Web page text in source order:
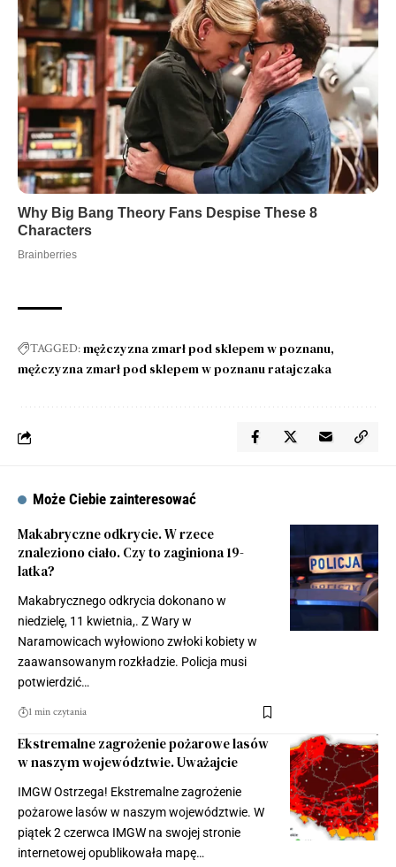
TAGGED:mężczyzna zmarł pod sklepem w poznanu
mężczyzna zmarł pod sklepem w poznanu ratajczaka
Może Ciebie zainteresować
Makabryczne odkrycie. W rzece
znaleziono ciało. Czy to zaginiona 19-
latka?
Makabrycznego odkrycia dokonano w
niedzielę, 11 kwietnia,. Z Wary w
Naramowicach wyłowiono zwłoki kobiety w
zaawansowanym rozkładzie. Policja musi
potwierdzić…
1 min czytania
Ekstremalne zagrożenie pożarowe lasów
w naszym województwie. Uważajcie
IMGW Ostrzega! Ekstremalne zagrożenie
pożarowe lasów w naszym województwie. W
piątek 2 czerwca IMGW na swojej stronie
internetowej opublikowała mapę…